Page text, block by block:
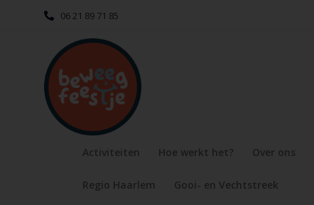
06 21 89 71 85
Activiteiten Hoe werkt het? Over ons
Regio Haarlem Gooi- en Vechtstreek